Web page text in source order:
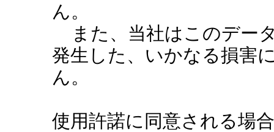
ん。
また、当社はこのデー
発生した、いかなる損害
ん。
使用許諾に同意される場